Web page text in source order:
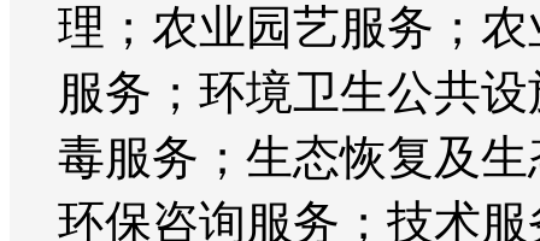
理；农业园艺服务；
服务；环境卫生公共
毒服务；生态恢复及
环保咨询服务；技术